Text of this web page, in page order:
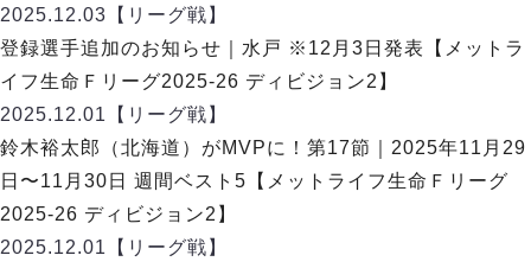
2025.12.03 【リーグ戦】
登録選手追加のお知らせ｜水戸 ※12月3日発表【メットラ
イフ生命Ｆリーグ2025-26 ディビジョン2】
2025.12.01
【リーグ戦】
鈴木裕太郎（北海道）がMVPに！第17節｜2025年11月29
日〜11月30日 週間ベスト5【メットライフ生命Ｆリーグ
2025-26 ディビジョン2】
2025.12.01
【リーグ戦】